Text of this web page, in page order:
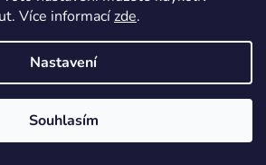
Více informacízde.
Nastavení
Souhlasím